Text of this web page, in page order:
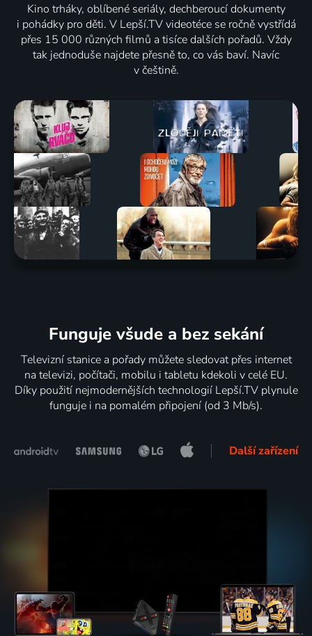
Kino trháky, oblíbené seriály, dechberoucí dokumenty
i pohádky pro děti. V Lepší.TV videotéce se ročně vystřídá
přes 15 000 různých filmů a tisíce dalších pořadů. Vždy
tak jednoduše najdete přesně to, co vás baví. Navíc
v češtině.
Funguje všude a bez sekání
Televizní stanice a pořady můžete sledovat přes internet
na televizi, počítači, mobilu i tabletu kdekoli v celé EU.
Díky použití nejmodernějších technologií Lepší.TV plynule
funguje i na pomalém připojení (od 3 Mb/s).
Další zařízení